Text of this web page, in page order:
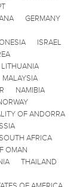
GERMANY
ISRAEL
LITHUANIA
MALAYSIA
NAMIBIA
OF ANDORRA
AFRICA
OMAN
THAILAND